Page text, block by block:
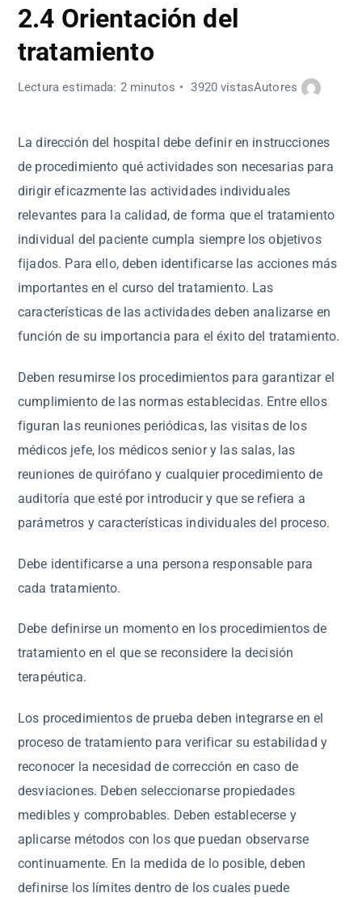
2.4 Orientación del
tratamiento
Lectura estimada: 2 minutos 3920 vistasAutores
La dirección del hospital debe definir en instrucciones
de procedimiento qué actividades son necesarias para
dirigir eficazmente las actividades individuales
relevantes para la calidad, de forma que el tratamiento
individual del paciente cumpla siempre los objetivos
fijados. Para ello, deben identificarse las acciones más
importantes en el curso del tratamiento. Las
características de las actividades deben analizarse en
función de su importancia para el éxito del tratamiento.
Deben resumirse los procedimientos para garantizar el
cumplimiento de las normas establecidas. Entre ellos
figuran las reuniones periódicas, las visitas de los
médicos jefe, los médicos senior y las salas, las
reuniones de quirófano y cualquier procedimiento de
auditoría que esté por introducir y que se refiera a
parámetros y características individuales del proceso.
Debe identificarse a una persona responsable para
cada tratamiento.
Debe definirse un momento en los procedimientos de
tratamiento en el que se reconsidere la decisión
terapéutica.
Los procedimientos de prueba deben integrarse en el
proceso de tratamiento para verificar su estabilidad y
reconocer la necesidad de corrección en caso de
desviaciones. Deben seleccionarse propiedades
medibles y comprobables. Deben establecerse y
aplicarse métodos con los que puedan observarse
continuamente. En la medida de lo posible, deben
definirse los límites dentro de los cuales puede